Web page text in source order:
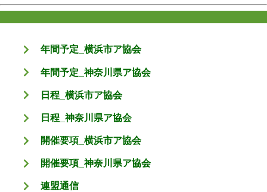
年間予定_横浜市ア協会
年間予定_神奈川県ア協会
日程_横浜市ア協会
日程_神奈川県ア協会
開催要項_横浜市ア協会
開催要項_神奈川県ア協会
連盟通信